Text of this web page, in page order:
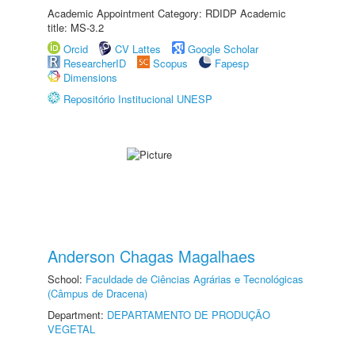
Academic Appointment Category: RDIDP Academic
title: MS-3.2
Orcid
CV Lattes
Google Scholar
ResearcherID
Scopus
Fapesp
Dimensions
Repositório Institucional UNESP
Anderson Chagas Magalhaes
School: Faculdade de Ciências Agrárias e Tecnológicas
(Câmpus de Dracena)
Department: DEPARTAMENTO DE PRODUÇÃO
VEGETAL